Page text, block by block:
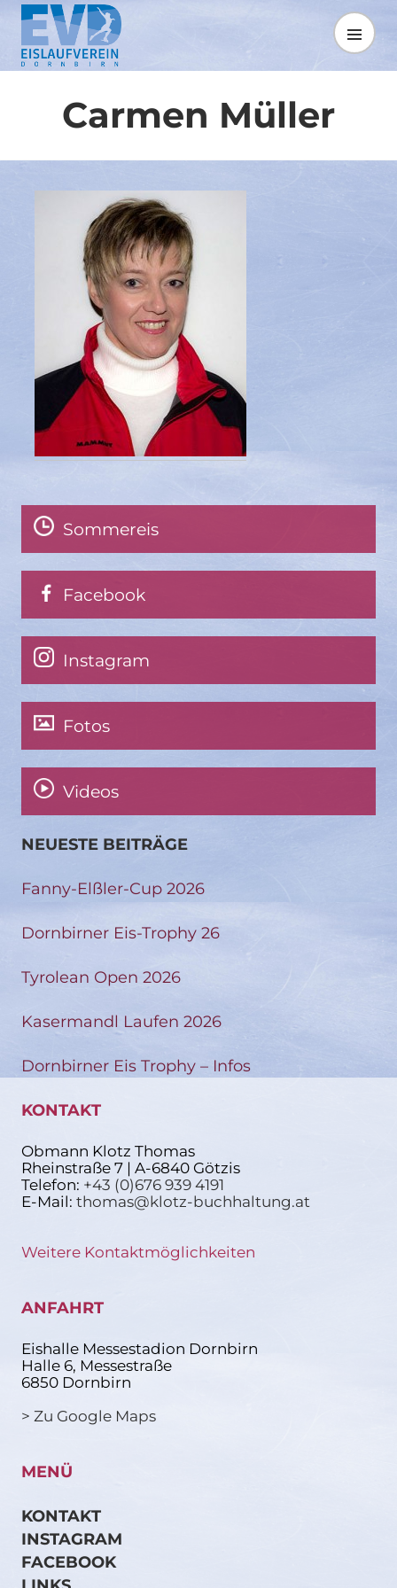
Springe
zum
Inhalt
MENÜ
Carmen Müller
Sommereis
Facebook
Instagram
Fotos
Videos
NEUESTE BEITRÄGE
Fanny-Elßler-Cup 2026
Dornbirner Eis-Trophy 26
Tyrolean Open 2026
Kasermandl Laufen 2026
Dornbirner Eis Trophy – Infos
KONTAKT
Obmann Klotz Thomas
Rheinstraße 7 | A-6840 Götzis
Telefon: +43 (0)676 939 4191
E-Mail: thomas@klotz-buchhaltung.at
Weitere Kontaktmöglichkeiten
ANFAHRT
Eishalle Messestadion Dornbirn
Halle 6, Messestraße
6850 Dornbirn
> Zu Google Maps
MENÜ
KONTAKT
INSTAGRAM
FACEBOOK